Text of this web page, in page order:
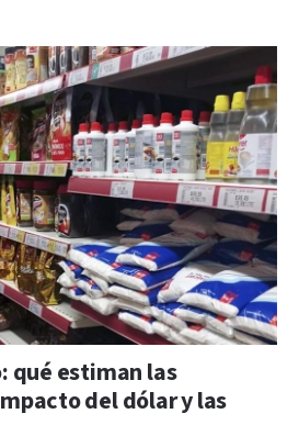
qué estiman las
del dólar y las